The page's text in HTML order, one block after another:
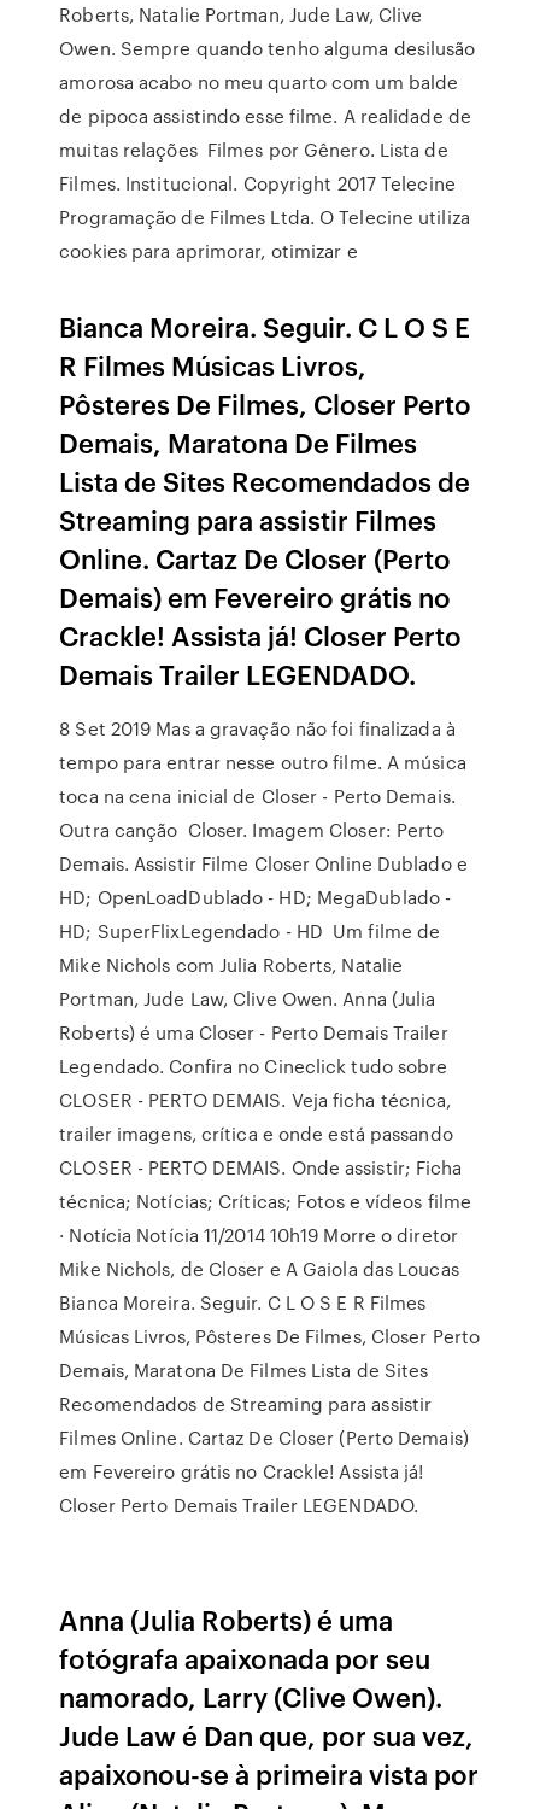
Roberts, Natalie Portman, Jude Law, Clive
Owen. Sempre quando tenho alguma desilusão
amorosa acabo no meu quarto com um balde
de pipoca assistindo esse filme. A realidade de
muitas relações Filmes por Gênero. Lista de
Filmes. Institucional. Copyright 2017 Telecine
Programação de Filmes Ltda. O Telecine utiliza
cookies para aprimorar, otimizar e
Bianca Moreira. Seguir. C L O S E
R Filmes Músicas Livros,
Pôsteres De Filmes, Closer Perto
Demais, Maratona De Filmes
Lista de Sites Recomendados de
Streaming para assistir Filmes
Online. Cartaz De Closer (Perto
Demais) em Fevereiro grátis no
Crackle! Assista já! Closer Perto
Demais Trailer LEGENDADO.
8 Set 2019 Mas a gravação não foi finalizada à
tempo para entrar nesse outro filme. A música
toca na cena inicial de Closer - Perto Demais.
Outra canção Closer. Imagem Closer: Perto
Demais. Assistir Filme Closer Online Dublado e
HD; OpenLoadDublado - HD; MegaDublado -
HD; SuperFlixLegendado - HD Um filme de
Mike Nichols com Julia Roberts, Natalie
Portman, Jude Law, Clive Owen. Anna (Julia
Roberts) é uma Closer - Perto Demais Trailer
Legendado. Confira no Cineclick tudo sobre
CLOSER - PERTO DEMAIS. Veja ficha técnica,
trailer imagens, crítica e onde está passando
CLOSER - PERTO DEMAIS. Onde assistir; Ficha
técnica; Notícias; Críticas; Fotos e vídeos filme
· Notícia Notícia 11/2014 10h19 Morre o diretor
Mike Nichols, de Closer e A Gaiola das Loucas
Bianca Moreira. Seguir. C L O S E R Filmes
Músicas Livros, Pôsteres De Filmes, Closer Perto
Demais, Maratona De Filmes Lista de Sites
Recomendados de Streaming para assistir
Filmes Online. Cartaz De Closer (Perto Demais)
em Fevereiro grátis no Crackle! Assista já!
Closer Perto Demais Trailer LEGENDADO.
Anna (Julia Roberts) é uma
fotógrafa apaixonada por seu
namorado, Larry (Clive Owen).
Jude Law é Dan que, por sua vez,
apaixonou-se à primeira vista por